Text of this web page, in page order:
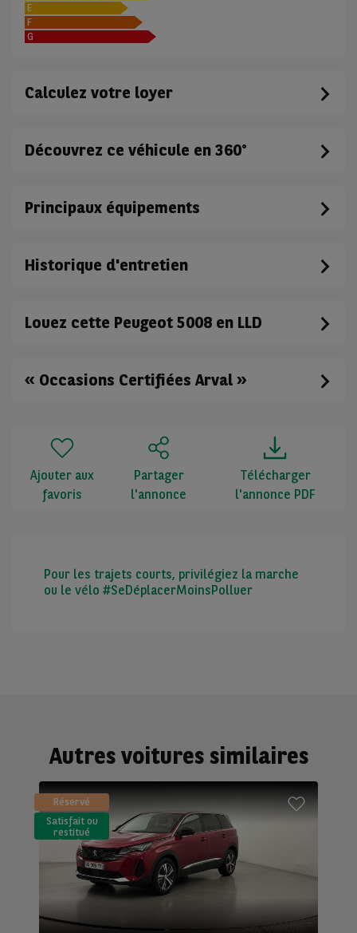
E
F
G
Calculez votre loyer
Découvrez ce véhicule en 360°
Principaux équipements
Historique d'entretien
Louez cette Peugeot 5008 en LLD
« Occasions Certifiées Arval »
Ajouter aux
favoris
Partager
l'annonce
Télécharger
l'annonce PDF
Pour les trajets courts, privilégiez la marche
ou le vélo #SeDéplacerMoinsPolluer
Autres voitures similaires
Réservé
Satisfait ou
restitué
(LLD)*